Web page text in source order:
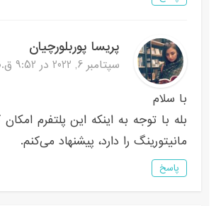
پریسا پوربلورچیان
سپتامبر 6, 2022 در 9:52 ق.ظ
با سلام
بله با توجه به اینکه این پلتفرم
مانیتورینگ را دارد، پیشنهاد می‌کنم.
پاسخ